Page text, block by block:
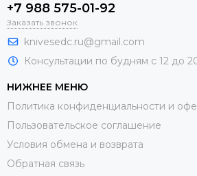
+7 988 575-01-92
Заказать звонок
knivesedc.ru@gmail.com
Консультации по будням с 12 до
НИЖНЕЕ МЕНЮ
Политика конфиденциальности и
Пользовательское соглашение
Условия обмена и возврата
Обратная связь